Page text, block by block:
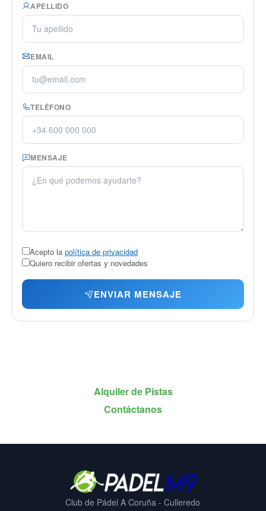
APELLIDO
EMAIL
TELÉFONO
MENSAJE
Acepto la política de privacidad
Quiero recibir ofertas y novedades
ENVIAR MENSAJE
Alquiler de Pistas
Contáctanos
Club de Pádel A Coruña - Culleredo